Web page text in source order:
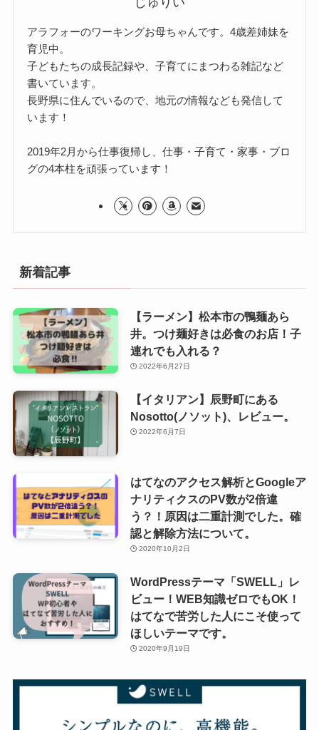
アラフォーのワーキングお母ちゃんです。4歳差姉妹を
育児中。
子どもたちの成長記録や、子育てにまつわる雑記など
書いています。
長野県に住んでいるので、地元の情報なども発信して
います！
2019年2月から仕事復帰し、仕事・子育て・家事・ブロ
グの4本柱を頑張っています！
新着記事
【ラーメン】松本市の鴨麺あら
井。つけ麺好きは必食のお店！子
連れでも入れる？
2022年6月27日
【イタリアン】辰野町にある
Nosotto(ノソット)、レビュー。
2022年6月7日
はてなのアクセス解析とGoogleア
ナリティクスのPV数が2倍違
う？！原因は二重計測でした。確
認と解除方法について。
2020年10月2日
WordPressテーマ「SWELL」レ
ビュー！WEB知識ゼロでもOK！
はてなで苦労した人にこそ使って
ほしいテーマです。
2020年9月19日